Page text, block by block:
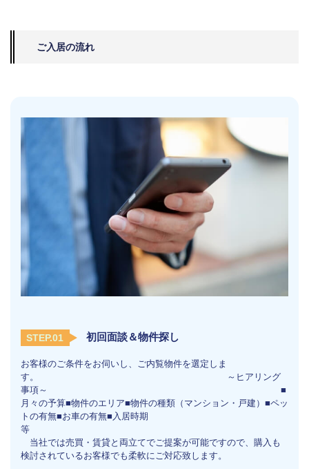
ご入居の流れ
STEP.01 初回面談＆物件探し
お客様のご条件をお伺いし、ご内覧物件を選定しま
す。 ～ヒアリング
事項～ ■
月々の予算■物件のエリア■物件の種類（マンション・戸建）■ペッ
トの有無■お車の有無■入居時期
等
当社では売買・賃貸と両立てでご提案が可能ですので、購入も
検討されているお客様でも柔軟にご対応致します。